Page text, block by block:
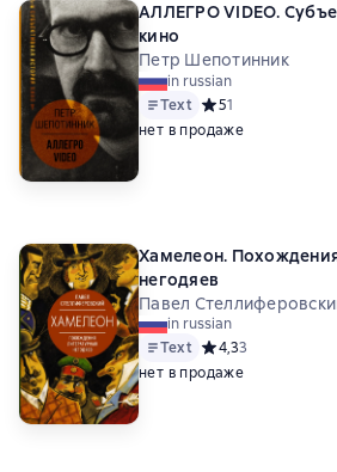
АЛЛЕГРО VIDEO.
кино
Петр Шепотинник
in russian
Text Средний рейтинг 5
51
нет в продаже
Хамелеон.
негодяев
Павел
in russian
Text Средний рейтинг
4,33
нет в продаже